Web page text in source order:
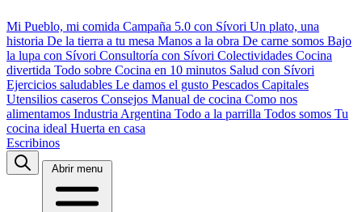
Mi Pueblo, mi comida Campaña 5.0 con Sívori Un plato, una
historia De la tierra a tu mesa Manos a la obra De carne somos Bajo
la lupa con Sívori Consultoría con Sívori Colectividades Cocina
divertida Todo sobre Cocina en 10 minutos Salud con Sívori
Ejercicios saludables Le damos el gusto Pescados Capitales
Utensilios caseros Consejos Manual de cocina Como nos
alimentamos Industria Argentina Todo a la parrilla Todos somos Tu
cocina ideal Huerta en casa
Escribinos
Abrir menu